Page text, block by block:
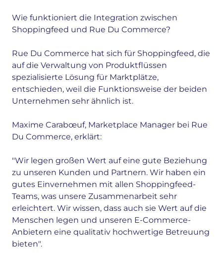
Wie funktioniert die Integration zwischen
Shoppingfeed und Rue Du Commerce?
Rue Du Commerce hat sich für Shoppingfeed, die
auf die Verwaltung von Produktflüssen
spezialisierte Lösung für Marktplätze,
entschieden, weil die Funktionsweise der beiden
Unternehmen sehr ähnlich ist.
Maxime Carabœuf, Marketplace Manager bei Rue
Du Commerce, erklärt:
"Wir legen großen Wert auf eine gute Beziehung
zu unseren Kunden und Partnern. Wir haben ein
gutes Einvernehmen mit allen Shoppingfeed-
Teams, was unsere Zusammenarbeit sehr
erleichtert. Wir wissen, dass auch sie Wert auf die
Menschen legen und unseren E-Commerce-
Anbietern eine qualitativ hochwertige Betreuung
bieten".